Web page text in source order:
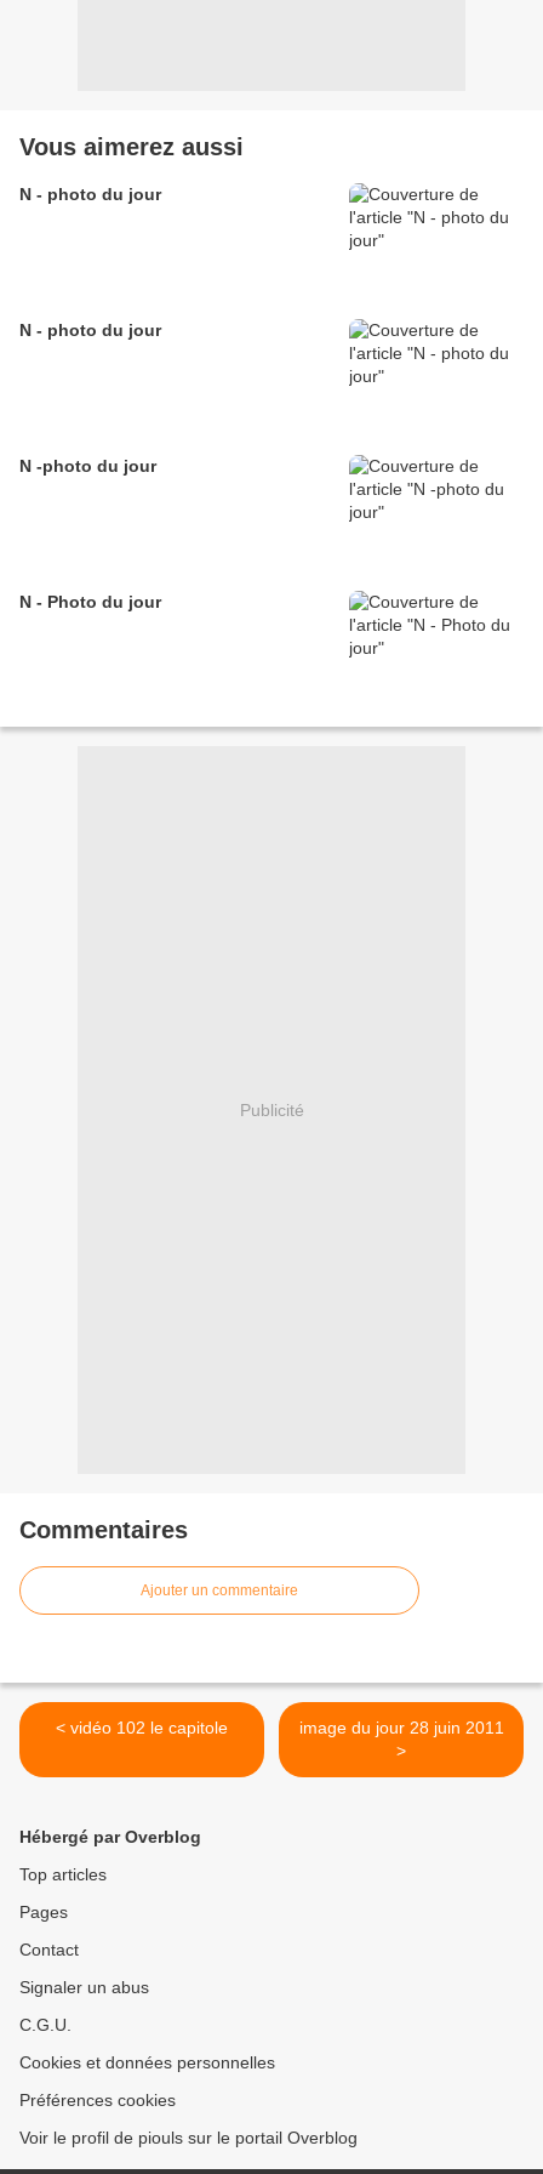
Vous aimerez aussi
N - photo du jour
N - photo du jour
N -photo du jour
N - Photo du jour
Publicité
Commentaires
Ajouter un commentaire
< vidéo 102 le capitole
image du jour 28 juin 2011
>
Hébergé par Overblog
Top articles
Pages
Contact
Signaler un abus
C.G.U.
Cookies et données personnelles
Préférences cookies
Voir le profil de piouls sur le portail Overblog